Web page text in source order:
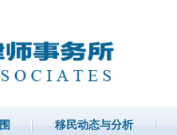
移民动态与分析